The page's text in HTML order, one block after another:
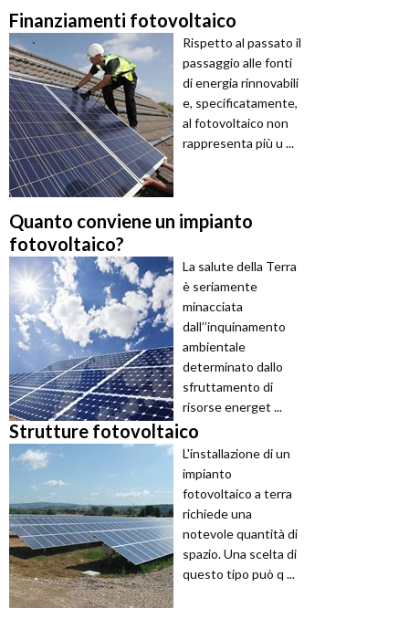
Finanziamenti fotovoltaico
Rispetto al passato il
passaggio alle fonti
di energia rinnovabili
e, specificatamente,
al fotovoltaico non
rappresenta più u ...
Quanto conviene un impianto
fotovoltaico?
La salute della Terra
è seriamente
minacciata
dall’’inquinamento
ambientale
determinato dallo
sfruttamento di
risorse energet ...
Strutture fotovoltaico
L'installazione di un
impianto
fotovoltaico a terra
richiede una
notevole quantità di
spazio. Una scelta di
questo tipo può q ...